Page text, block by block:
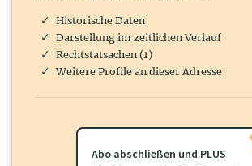
Historische Daten
Darstellung im zeitlichen Verlauf
Rechtstatsachen (1)
Weitere Profile an dieser Adresse
Abo abschließen und PLUS